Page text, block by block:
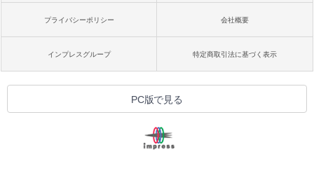
プライバシーポリシー 会社概要
インプレスグループ 特定商取引法に基づく表示
PC版で見る